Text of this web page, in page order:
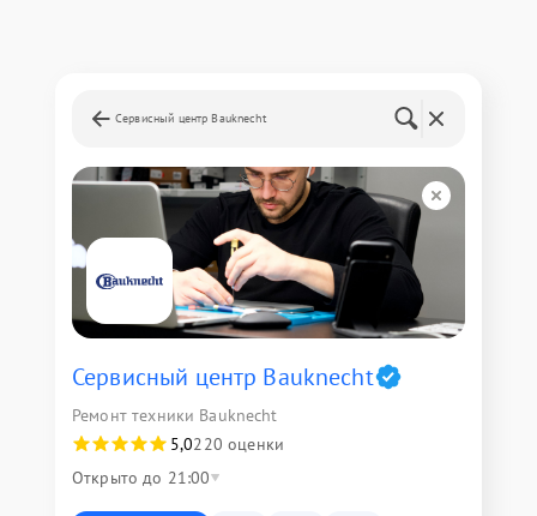
Сервисный центр Bauknecht
Сервисный центр Bauknecht
Ремонт техники Bauknecht
5,0220 оценки
Открыто до 21:00